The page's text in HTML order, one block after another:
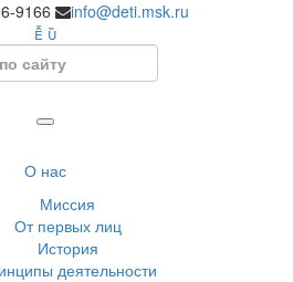
9166 info@deti.msk.ru
Search
О нас
Миссия
От первых лиц
История
деятельности